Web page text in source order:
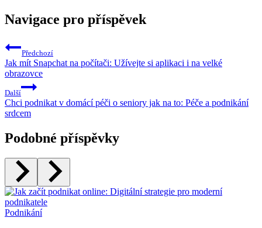
Navigace pro příspěvek
Předchozí
Jak mít Snapchat na počítači: Užívejte si aplikaci i na velké
obrazovce
Další
Chci podnikat v domácí péči o seniory jak na to: Péče a podnikání
srdcem
Podobné příspěvky
Podnikání